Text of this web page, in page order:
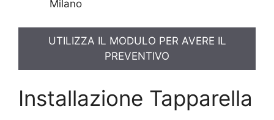
Milano
UTILIZZA IL MODULO PER AVERE IL
PREVENTIVO
Installazione Tapparella